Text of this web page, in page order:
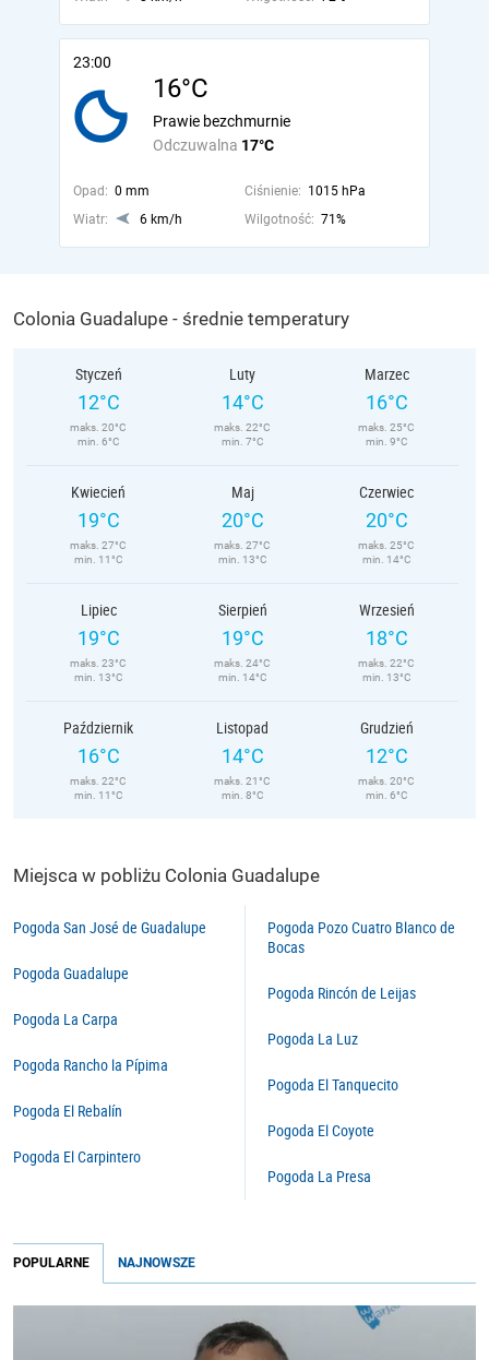
23:00
16°C
Odczuwalna 17°C
Prawie bezchmurnie
Opad: 0 mm Ciśnienie: 1015 hPa
Wiatr:
6 km/h Wilgotność: 71%
Colonia Guadalupe - średnie temperatury
Styczeń
12°C
maks. 20°C
min. 6°C
Luty
14°C
maks. 22°C
min. 7°C
Marzec
16°C
maks. 25°C
min. 9°C
Kwiecień
19°C
maks. 27°C
min. 11°C
Maj
20°C
maks. 27°C
min. 13°C
Czerwiec
20°C
maks. 25°C
min. 14°C
Lipiec
19°C
maks. 23°C
min. 13°C
Sierpień
19°C
maks. 24°C
min. 14°C
Wrzesień
18°C
maks. 22°C
min. 13°C
Październik
16°C
maks. 22°C
min. 11°C
Listopad
14°C
maks. 21°C
min. 8°C
Grudzień
12°C
maks. 20°C
min. 6°C
Miejsca w pobliżu Colonia Guadalupe
Pogoda San José de Guadalupe
Pogoda Guadalupe
Pogoda La Carpa
Pogoda Rancho la Pípima
Pogoda El Rebalín
Pogoda El Carpintero
Pogoda Pozo Cuatro Blanco de
Bocas
Pogoda Rincón de Leijas
Pogoda La Luz
Pogoda El Tanquecito
Pogoda El Coyote
Pogoda La Presa
POPULARNE NAJNOWSZE